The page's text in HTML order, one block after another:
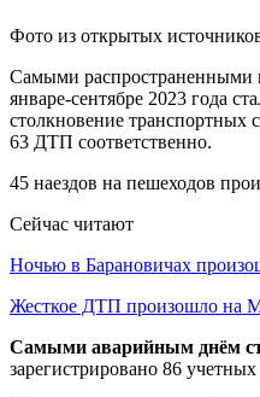
Фото из открытых
Самыми распространенными
январе-сентябре 2023 года
столкновение транспортных
63 ДТП соответственно.
45 наездов на пешеходов
Сейчас читают
Ночью в Барановичах
Жесткое ДТП произошло на
Самыми аварийным днём
зарегистрировано 86